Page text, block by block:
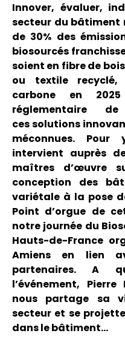
Innover, évaluer,
secteur du bâtiment
de 30% des
biosourcés
soient en fibre de
ou textile recyclé,
carbone en
réglementaire
ces solutions
méconnues. Pour
intervient auprès
maîtres d’œuvre
conception des
variétale à la pose
Point d’orgue de
notre journée du
Hauts-de-France
Amiens en lien
partenaires. A
l’événement,
nous partage sa
secteur et se
dans le bâtiment…